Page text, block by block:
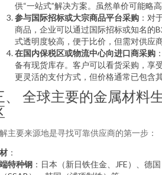
供“一站式”解决方案。虽然单价可能略
参与国际招标或大宗商品平台采购 ：对
商品，企业可以通过国际招标或知名的
式透明度较高，便于比价，但需对供应
在国内保税区或物流中心向进口商采购
备有现货库存。客户可以看货采购，享
更灵活的支付方式，但价格通常已包含
、 全球主要的金属材料
主要来源地是寻找可靠供应商的第一步：
：
特种钢 ：日本（新日铁住金、JFE）、德